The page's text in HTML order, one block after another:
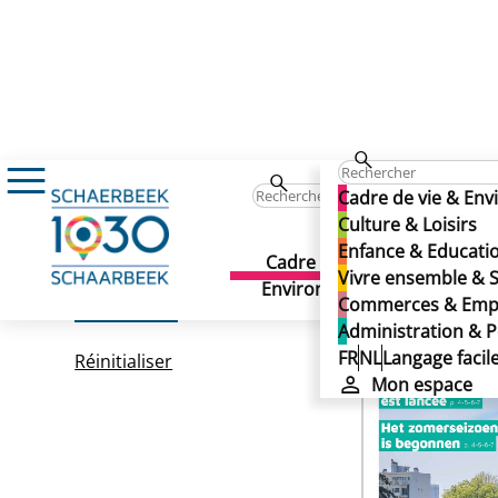
Cadre de vie &
Culture & Loisirs
Enfance &
Vivre ensemble &
Commerces &
Administration &
FRNLLangage
Mon espace
Cadre de vie &
Environnement
Culture
Date de parution
Réinitialiser
438 résultats